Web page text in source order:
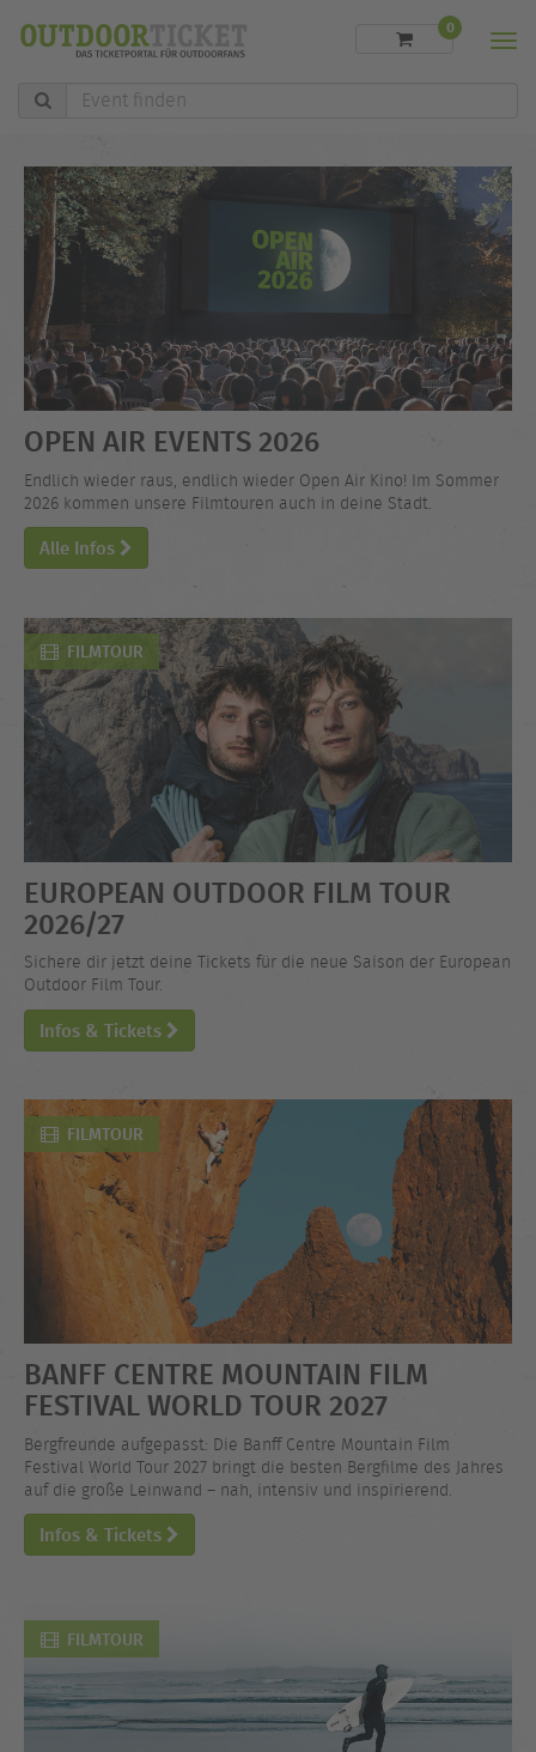
Event
finden
0
OPEN AIR EVENTS 2026
Endlich wieder raus, endlich wieder Open Air Kino! Im Sommer
2026 kommen unsere Filmtouren auch in deine Stadt.
Alle Infos
FILMTOUR
EUROPEAN OUTDOOR FILM TOUR
2026/27
Sichere dir jetzt deine Tickets für die neue Saison der European
Outdoor Film Tour.
Infos & Tickets
FILMTOUR
BANFF CENTRE MOUNTAIN FILM
FESTIVAL WORLD TOUR 2027
Bergfreunde aufgepasst: Die Banff Centre Mountain Film
Festival World Tour 2027 bringt die besten Bergfilme des Jahres
auf die große Leinwand – nah, intensiv und inspirierend.
Infos & Tickets
FILMTOUR